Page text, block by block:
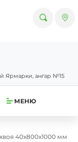
Ярмарки, ангар №15
МЕНЮ
40х800х1000 мм